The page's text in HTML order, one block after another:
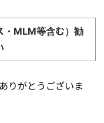
・MLM等含む）勧
りがとうございま